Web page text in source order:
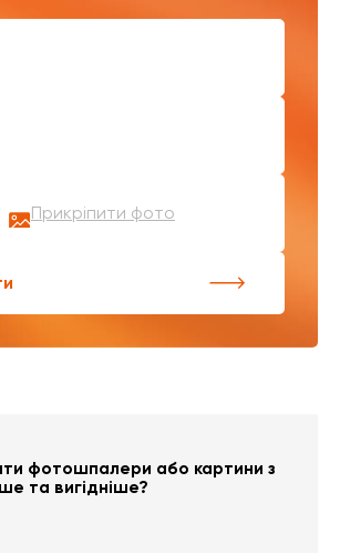
Прикріпити фото
фотошпалери або картини з
та вигідніше?